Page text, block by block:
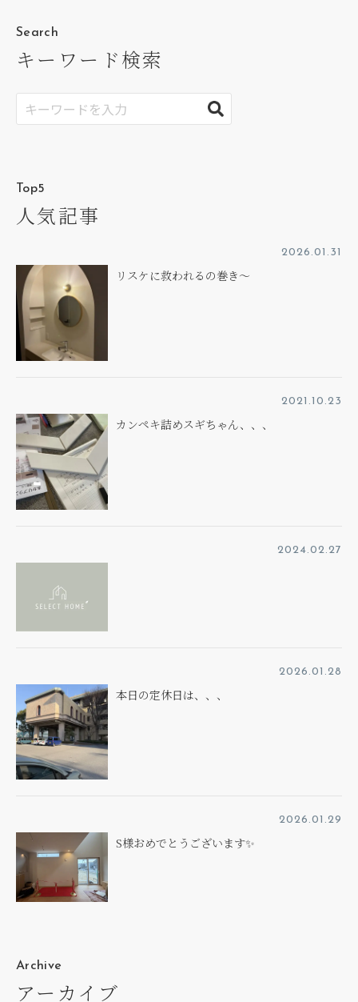
Search
キーワード検索
Top5
人気記事
2026.01.31
リスケに救われるの巻き～
2021.10.23
カンペキ詰めスギちゃん、、、
2024.02.27
2026.01.28
本日の定休日は、、、
2026.01.29
S様おめでとうございます✨
Archive
アーカイブ